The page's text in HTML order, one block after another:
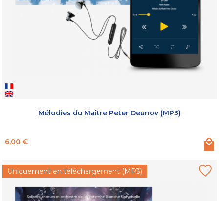
Mélodies du Maître Peter Deunov (MP3)
Prix
6,00 €
Uniquement en téléchargement (MP3)